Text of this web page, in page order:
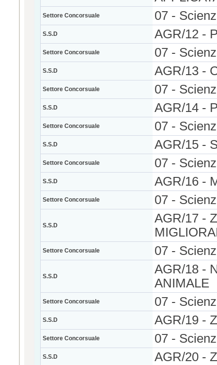
Settore Concorsuale 07 -
S.S.D AGR/12 -
Settore Concorsuale 07 -
S.S.D AGR/13 -
Settore Concorsuale 07 -
S.S.D AGR/14 -
Settore Concorsuale 07 -
S.S.D AGR/15 -
Settore Concorsuale 07 -
S.S.D AGR/16 -
Settore Concorsuale 07 -
S.S.D
AGR/17 -
Settore Concorsuale 07 -
S.S.D
AGR/18 -
ANIMALE
Settore Concorsuale 07 -
S.S.D AGR/19 -
Settore Concorsuale 07 -
S.S.D AGR/20 -